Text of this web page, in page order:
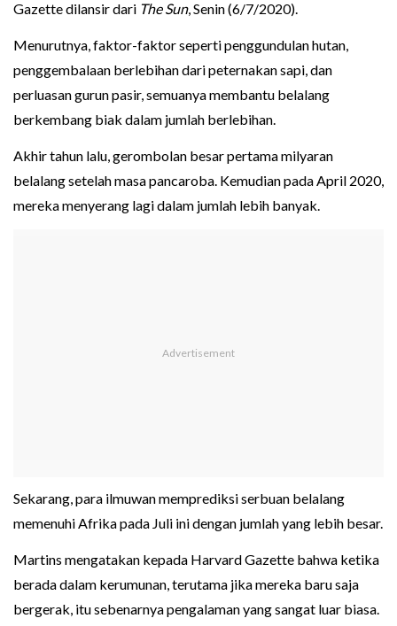
Gazette dilansir dari The Sun, Senin (6/7/2020).
Menurutnya, faktor-faktor seperti penggundulan hutan,
penggembalaan berlebihan dari peternakan sapi, dan
perluasan gurun pasir, semuanya membantu belalang
berkembang biak dalam jumlah berlebihan.
Akhir tahun lalu, gerombolan besar pertama milyaran
belalang setelah masa pancaroba. Kemudian pada April 2020,
mereka menyerang lagi dalam jumlah lebih banyak.
Sekarang, para ilmuwan memprediksi serbuan belalang
memenuhi Afrika pada Juli ini dengan jumlah yang lebih besar.
Martins mengatakan kepada Harvard Gazette bahwa ketika
berada dalam kerumunan, terutama jika mereka baru saja
bergerak, itu sebenarnya pengalaman yang sangat luar biasa.